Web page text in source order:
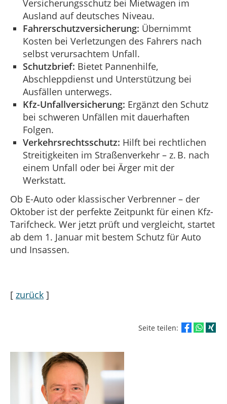
Versicherungsschutz bei Mietwagen im
Ausland auf deutsches Niveau.
Fahrerschutzversicherung: Übernimmt
Kosten bei Verletzungen des Fahrers nach
selbst verursachtem Unfall.
Schutzbrief: Bietet Pannenhilfe,
Abschleppdienst und Unterstützung bei
Ausfällen unterwegs.
Kfz-Unfallversicherung: Ergänzt den Schutz
bei schweren Unfällen mit dauerhaften
Folgen.
Verkehrsrechtsschutz: Hilft bei rechtlichen
Streitigkeiten im Straßenverkehr – z. B. nach
einem Unfall oder bei Ärger mit der
Werkstatt.
Ob E-Auto oder klassischer Verbrenner – der
Oktober ist der perfekte Zeitpunkt für einen Kfz-
Tarifcheck. Wer jetzt prüft und vergleicht, startet
ab dem 1. Januar mit bestem Schutz für Auto
und Insassen.
[ zurück ]
Seite teilen: